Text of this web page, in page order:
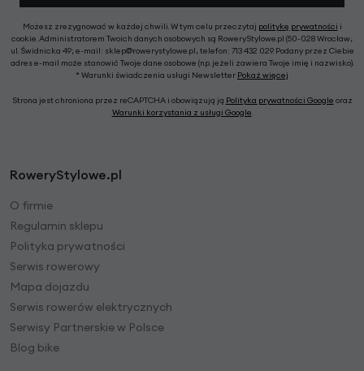
Możesz zrezygnować w każdej chwili. W tym celu przeczytaj politykę prywatności i
cookie. Administratorem Twoich danych osobowych są RoweryStylowe.pl (50-028 Wrocław,
ul. Świdnicka 49; e-mail: sklep@rowerystylowe.pl, telefon: 713 432 029. Podany przez Ciebie
adres e-mail może stanowić Twoje dane osobowe (np. jeżeli zawiera Twoje imię i nazwisko).
* Warunki świadczenia usługi Newsletter Pokaż więcej
Strona jest chroniona przez reCAPTCHA i obowiązują ją Polityka prywatności Google oraz
Warunki korzystania z usługi Google.
RoweryStylowe.pl
O firmie
Regulamin sklepu
Polityka prywatności
Serwis rowerowy
Mapa dojazdu
Serwis rowerów elektrycznych
Serwisy Partnerskie w Polsce
Blog bike